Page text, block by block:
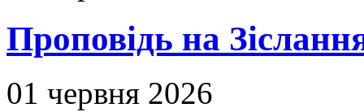
Проповідь на
01 червня 2026